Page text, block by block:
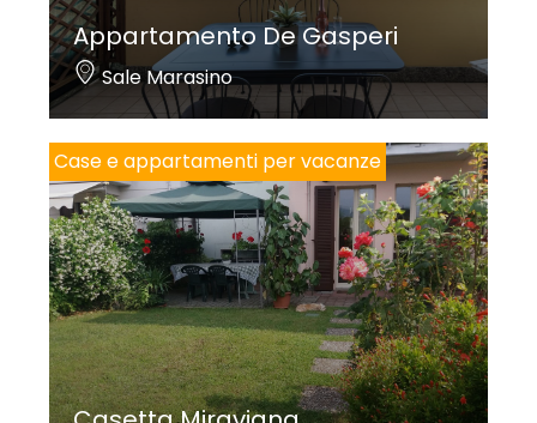
Appartamento De Gasperi
Sale Marasino
Case e appartamenti per vacanze